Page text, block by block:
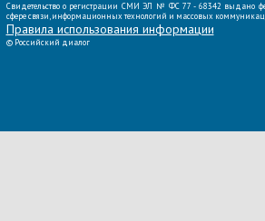
Свидетельство о регистрации СМИ ЭЛ № ФС 77 - 68342 выдано
сфере связи, информационных технологий и массовых
Правила использования информации
© Российский диалог